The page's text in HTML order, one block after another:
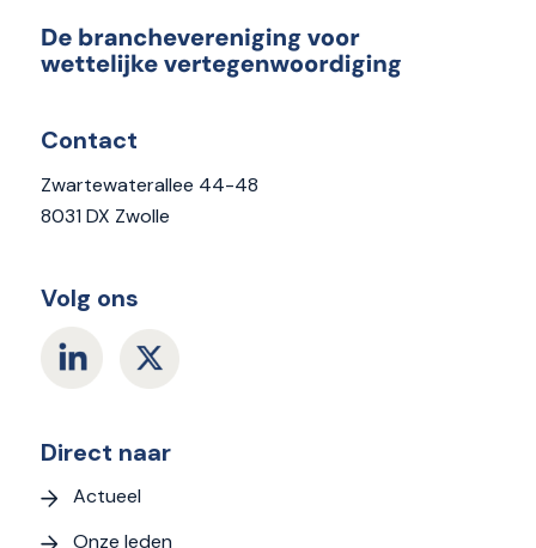
Contact
Zwartewaterallee 44-48
8031 DX Zwolle
Volg ons
Direct naar
Actueel
Onze leden